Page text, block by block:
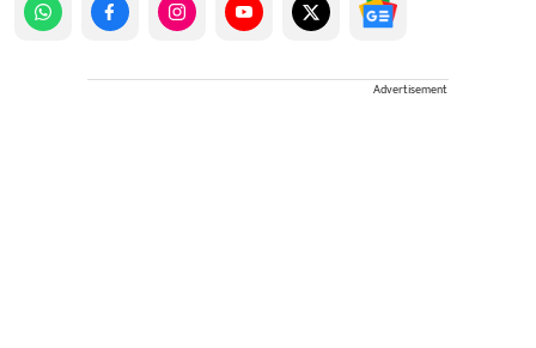
Advertisement